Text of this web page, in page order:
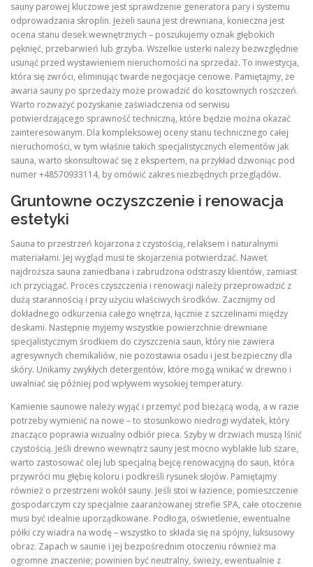
sauny parowej kluczowe jest sprawdzenie generatora pary i systemu
odprowadzania skroplin. Jeżeli sauna jest drewniana, konieczna jest
ocena stanu desek wewnętrznych – poszukujemy oznak głębokich
pęknięć, przebarwień lub grzyba. Wszelkie usterki należy bezwzględnie
usunąć przed wystawieniem nieruchomości na sprzedaż. To inwestycja,
która się zwróci, eliminując twarde negocjacje cenowe. Pamiętajmy, że
awaria sauny po sprzedaży może prowadzić do kosztownych roszczeń.
Warto rozważyć pozyskanie zaświadczenia od serwisu
potwierdzającego sprawność techniczną, które będzie można okazać
zainteresowanym. Dla kompleksowej oceny stanu technicznego całej
nieruchomości, w tym właśnie takich specjalistycznych elementów jak
sauna, warto skonsultować się z ekspertem, na przykład dzwoniąc pod
numer +48570933114, by omówić zakres niezbędnych przeglądów.
Gruntowne oczyszczenie i renowacja
estetyki
Sauna to przestrzeń kojarzona z czystością, relaksem i naturalnymi
materiałami. Jej wygląd musi te skojarzenia potwierdzać. Nawet
najdroższa sauna zaniedbana i zabrudzona odstraszy klientów, zamiast
ich przyciągać. Proces czyszczenia i renowacji należy przeprowadzić z
dużą starannością i przy użyciu właściwych środków. Zacznijmy od
dokładnego odkurzenia całego wnętrza, łącznie z szczelinami między
deskami. Następnie myjemy wszystkie powierzchnie drewniane
specjalistycznym środkiem do czyszczenia saun, który nie zawiera
agresywnych chemikaliów, nie pozostawia osadu i jest bezpieczny dla
skóry. Unikamy zwykłych detergentów, które mogą wnikać w drewno i
uwalniać się później pod wpływem wysokiej temperatury.
Kamienie saunowe należy wyjąć i przemyć pod bieżącą wodą, a w razie
potrzeby wymienić na nowe – to stosunkowo niedrogi wydatek, który
znacząco poprawia wizualny odbiór pieca. Szyby w drzwiach muszą lśnić
czystością. Jeśli drewno wewnątrz sauny jest mocno wyblakłe lub szare,
warto zastosować olej lub specjalną bejcę renowacyjną do saun, która
przywróci mu głębię koloru i podkreśli rysunek słojów. Pamiętajmy
również o przestrzeni wokół sauny. Jeśli stoi w łazience, pomieszczenie
gospodarczym czy specjalnie zaaranżowanej strefie SPA, całe otoczenie
musi być idealnie uporządkowane. Podłoga, oświetlenie, ewentualne
półki czy wiadra na wodę – wszystko to składa się na spójny, luksusowy
obraz. Zapach w saunie i jej bezpośrednim otoczeniu również ma
ogromne znaczenie; powinien być neutralny, świeży, ewentualnie z